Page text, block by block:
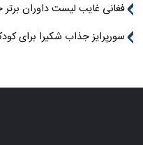
فغانی غایب لیست داوران برتر
سورپرایز جذاب شکیرا برای